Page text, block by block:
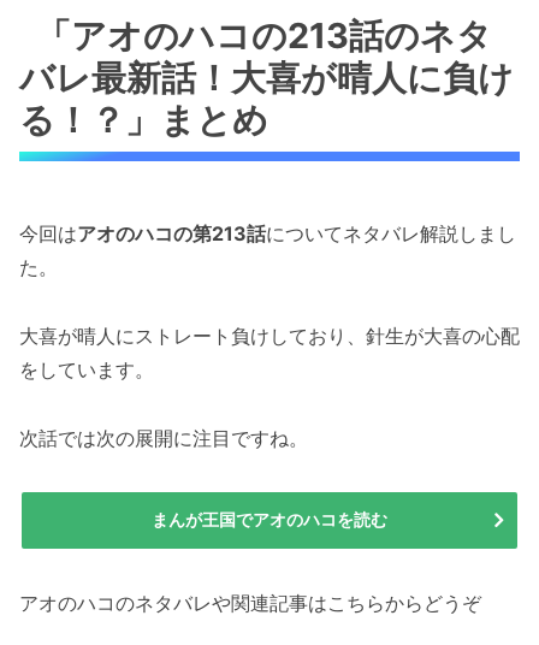
「アオのハコの213話のネタ
バレ最新話！大喜が晴人に負け
る！？」まとめ
今回はアオのハコの第213話についてネタバレ解説しまし
た。
大喜が晴人にストレート負けしており、針生が大喜の心配
をしています。
次話では次の展開に注目ですね。
まんが王国でアオのハコを読む
アオのハコのネタバレや関連記事はこちらからどうぞ